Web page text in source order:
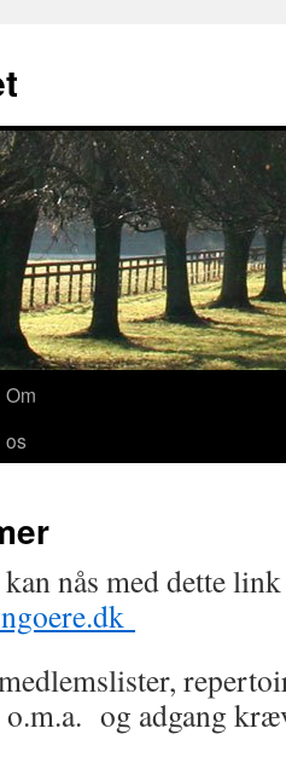
Om
os
nås med dette
o.m.a. og adgang